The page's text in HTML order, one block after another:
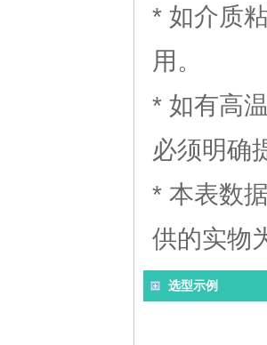
* 如介质
用。
* 如有高
必须明确
* 本表数
供的实物
选型示例